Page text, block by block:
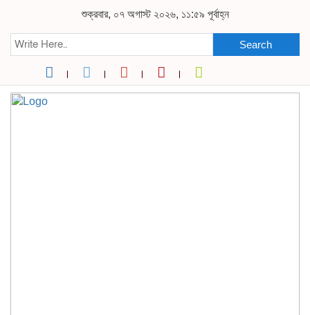
শুক্রবার, ০৭ অগাস্ট ২০২৬, ১১:৫৯ পূর্বাহ্ন
Search